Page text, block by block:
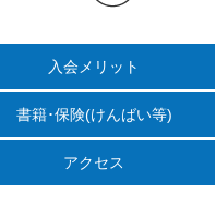
入会メリット
書籍･保険(けんばい等)
アクセス